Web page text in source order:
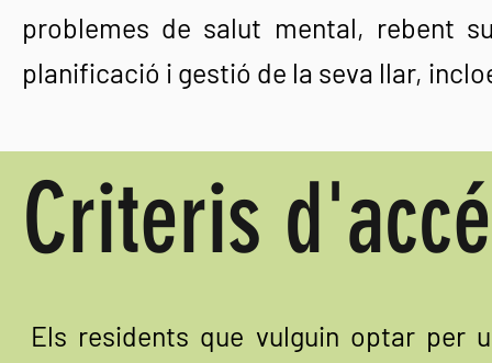
problemes de salut mental, rebent
planificació i gestió de la seva llar,
Criteris
Els residents que vulguin optar per